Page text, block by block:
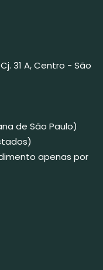
31 A, Centro - São
de São Paulo)
apenas por